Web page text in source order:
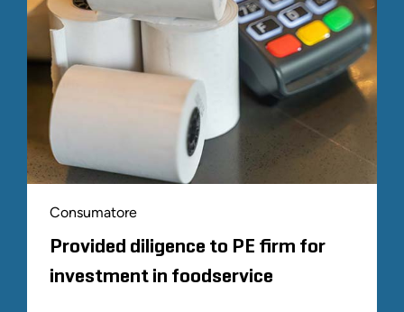
Consumatore
Provided diligence to PE firm for
investment in foodservice